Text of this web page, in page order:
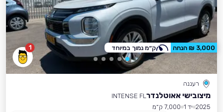
1
רעננה
מיצובישי אאוטלנדר INTENSE FL
2025 יד 1
7,000 ק״מ
3,000 ₪ הנחה ק״מ נמוך במיוחד